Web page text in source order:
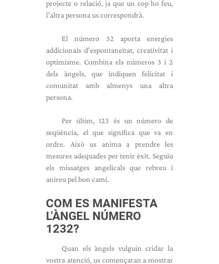
projecte o relació, ja que un cop ho feu,
l’altra persona us correspondrà.
El número 32 aporta energies
addicionals d’espontaneïtat, creativitat i
optimisme. Combina els números 3 i 2
dels àngels, que indiquen felicitat i
comunitat amb almenys una altra
persona.
Per últim, 123 és un número de
seqüència, el que significa que va en
ordre. Això us anima a prendre les
mesures adequades per tenir èxit. Seguiu
els missatges angelicals que rebreu i
anireu pel bon camí.
COM ES MANIFESTA
L'ÀNGEL NÚMERO
1232?
Quan els àngels vulguin cridar la
vostra atenció, us començaran a mostrar